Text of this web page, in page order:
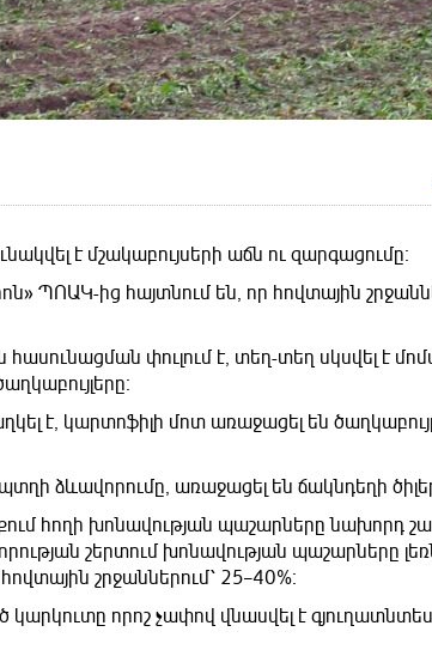
է մշակաբույսերի աճն ու զարգացումը։
ՊՈԱԿ-ից հայտնում են, որ հովտային
փուլում է, տեղ-տեղ սկսվել է
է, կարտոֆիլի մոտ առաջացել են
ձևավորումը, առաջացել են ճակնդեղի
հողի խոնավության պաշարները նախորդ
շերտում խոնավության պաշարները
շրջաններում՝ 25–40%։
որոշ չափով վնասվել է